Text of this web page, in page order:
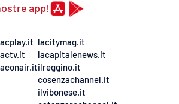
app!
lacitymag.it
lacapitalenews.it
ilreggino.it
cosenzachannel.it
ilvibonese.it